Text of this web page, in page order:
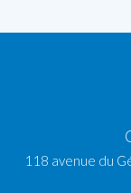
118 avenue du